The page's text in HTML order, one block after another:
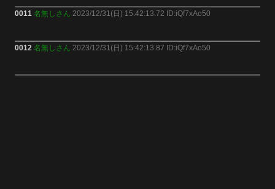
0011 名無しさん 2023/12/31(日) 15:42:13.72 ID:iQf7xAo50
0012 名無しさん 2023/12/31(日) 15:42:13.87 ID:iQf7xAo50